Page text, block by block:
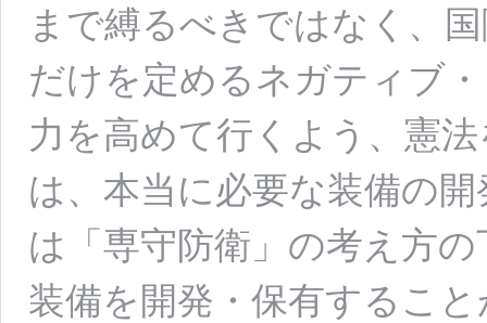
まで縛るべきではなく、
だけを定めるネガティブ
力を高めて行くよう、憲
は、本当に必要な装備の
は「専守防衛」の考え方
装備を開発・保有するこ